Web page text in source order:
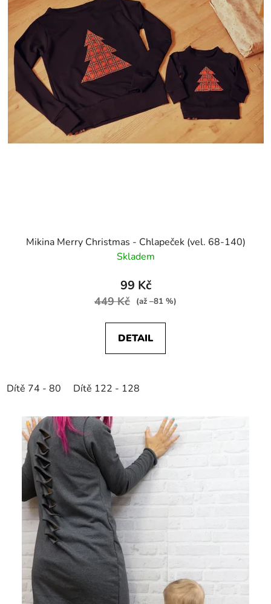
Mikina Merry Christmas - Chlapeček (vel. 68-140)
Skladem
99 Kč
449 Kč (až –81 %)
DETAIL
Dítě 74 - 80 Dítě 122 - 128